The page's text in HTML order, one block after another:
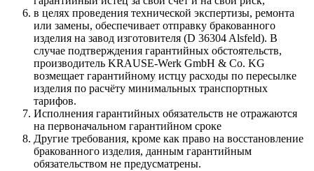
в целях проведения технической экспертизы, ремонта
или замены, обеспечивает отправку бракованного
изделия на завод изготовителя (D 36304 Alsfeld). В
случае подтверждения гарантийных обстоятельств,
производитель KRAUSE-Werk GmbH & Со. KG
возмещает гарантийному истцу расходы по пересылке
изделия по расчёту минимальных транспортных
тарифов.
Исполнения гарантийных обязательств не отражаются
на первоначальном гарантийном сроке
Другие требования, кроме как право на восстановление
бракованного изделия, данным гарантийным
обязательством не предусматрены.